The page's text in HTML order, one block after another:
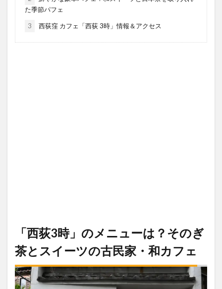
た季節パフェ
3 西荻窪 カフェ「西荻 3時」情報＆アクセス
「西荻3時」のメニューは？そのぎ
茶とスイーツの古民家・和カフェ